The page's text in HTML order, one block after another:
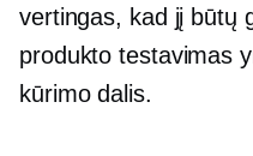
vertingas, kad jį būtų
produkto testavimas
kūrimo dalis.